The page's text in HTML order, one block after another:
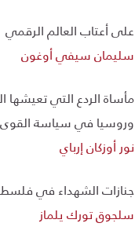
على أعتاب العالم الرقمي
سليمان سيفي أوغون
مأساة الردع التي تعيشها
وروسيا في سياسة القوى
نور أوزكان إرباي
جنازات الشهداء في
سلجوق تورك يلماز